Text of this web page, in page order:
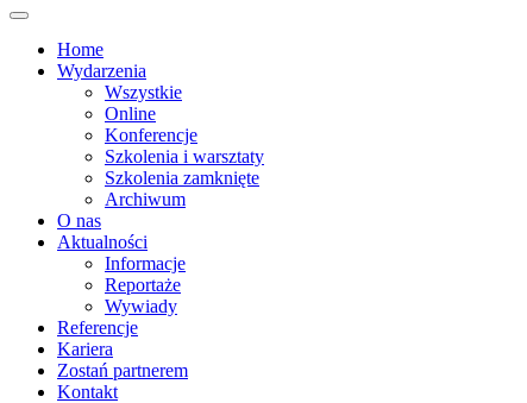
Home
Wydarzenia
Wszystkie
Online
Konferencje
Szkolenia i warsztaty
Szkolenia zamknięte
Archiwum
O nas
Aktualności
Informacje
Reportaże
Wywiady
Referencje
Kariera
Zostań partnerem
Kontakt